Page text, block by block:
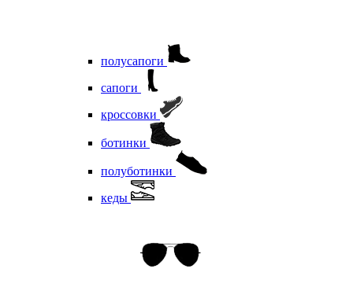
полусапоги
сапоги
кроссовки
ботинки
полуботинки
кеды